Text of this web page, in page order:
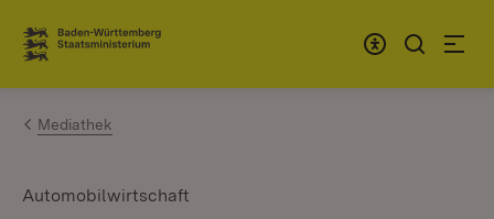
Zum Inhalt springen
Link zur Startseite
Mediathek
Automobilwirtschaft